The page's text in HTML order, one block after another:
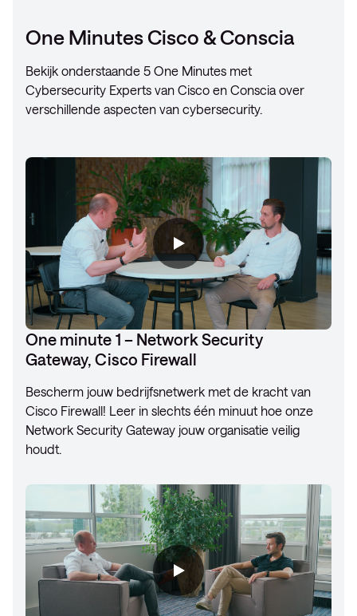
One Minutes Cisco & Conscia
Bekijk onderstaande 5 One Minutes met
Cybersecurity Experts van Cisco en Conscia over
verschillende aspecten van cybersecurity.
One minute 1 – Network Security
Gateway, Cisco Firewall
Bescherm jouw bedrijfsnetwerk met de kracht van
Cisco Firewall! Leer in slechts één minuut hoe onze
Network Security Gateway jouw organisatie veilig
houdt.